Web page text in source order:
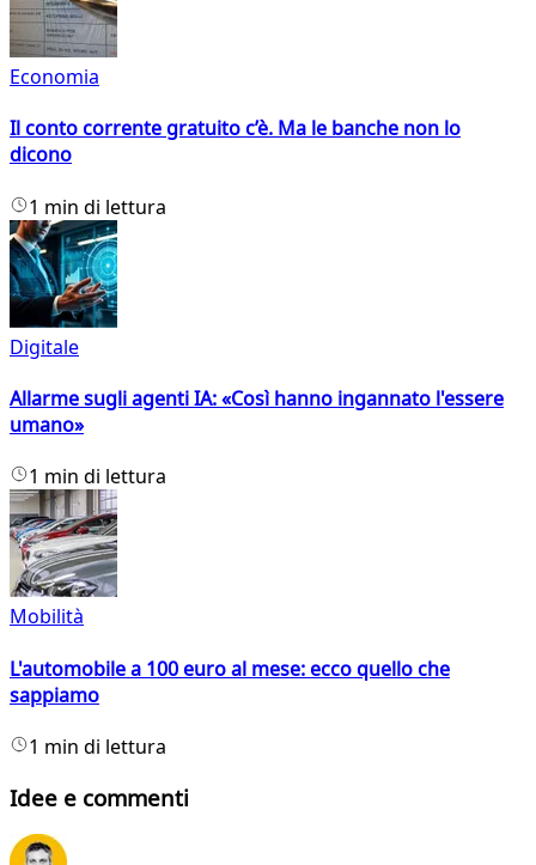
Economia
Il conto corrente gratuito c’è. Ma le banche non lo
dicono
1 min di lettura
Digitale
Allarme sugli agenti IA: «Così hanno ingannato l'essere
umano»
1 min di lettura
Mobilità
L'automobile a 100 euro al mese: ecco quello che
sappiamo
1 min di lettura
Idee e commenti